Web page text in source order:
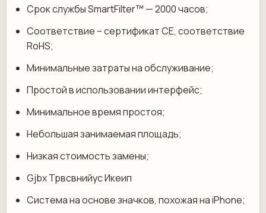
Срок службы SmartFilter™ — 2000 часов;
Соответствие – сертификат CE, соответствие
RoHS;
Минимальные затраты на обслуживание;
Простой в использовании интерфейс;
Минимальное время простоя;
Небольшая занимаемая площадь;
Низкая стоимость замены;
Gjbx Трвсвнийус Икеип
Система на основе значков, похожая на iPhone;